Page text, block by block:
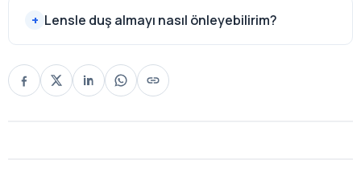
Lensle duş almayı nasıl önleyebilirim?